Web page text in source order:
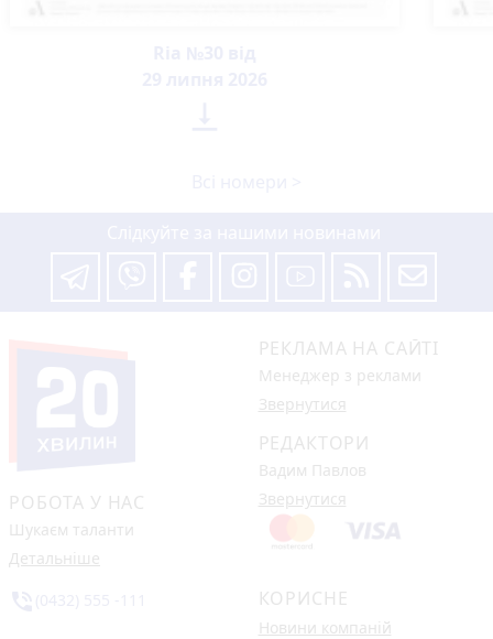
РОБОТА У НАС
Шукаєм таланти
Детальніше
РЕКЛАМА НА САЙТІ
Менеджер з реклами
Звернутися
РЕДАКТОРИ
Вадим Павлов
Звернутися
КОРИСНЕ
Новини компаній